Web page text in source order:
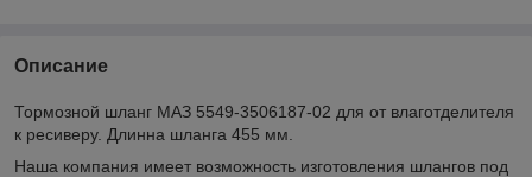
Описание
Тормозной шланг МАЗ 5549-3506187-02 для от влаготделителя
к ресиверу. Длинна шланга 455 мм.
Наша компания имеет возможность изготовления шлангов под